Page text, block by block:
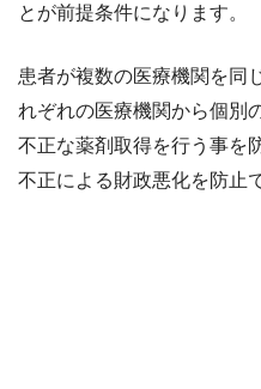
とが前提条件になります。
患者が複数の医療機関を同
れぞれの医療機関から個別
不正な薬剤取得を行う事を
不正による財政悪化を防止